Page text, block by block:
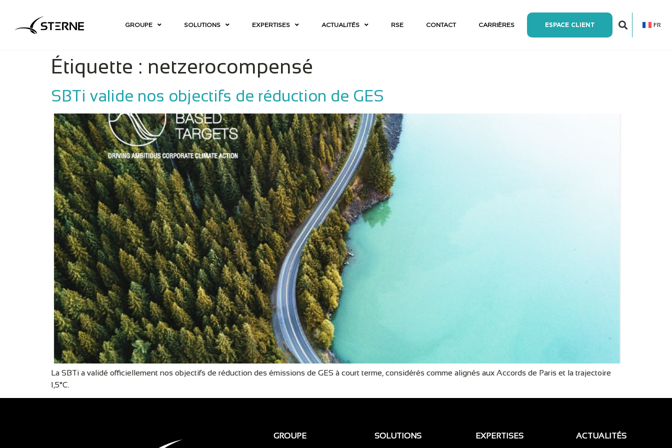
GROUPE SOLUTIONS EXPERTISES ACTUALITÉS RSE CONTACT CARRIÈRES ESPACE CLIENT FR
Étiquette : netzerocompensé
SBTi valide nos objectifs de réduction de GES
La SBTi a validé officiellement nos objectifs de réduction des émissions de GES à court terme, considérés comme alignés aux Accords de Paris et la trajectoire
1,5°C.
GROUPE SOLUTIONS EXPERTISES ACTUALITÉS